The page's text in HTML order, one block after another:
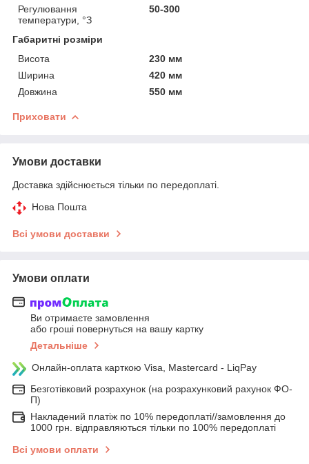
Регулювання
температури, °З
50-300
Габаритні розміри
Висота
230 мм
Ширина
420 мм
Довжина
550 мм
Приховати
Умови доставки
Доставка здійснюється тільки по передоплаті.
Нова Пошта
Всі умови доставки
Умови оплати
Ви отримаєте замовлення
або гроші повернуться на вашу картку
Детальніше
Онлайн-оплата карткою Visa, Mastercard - LiqPay
Безготівковий розрахунок (на розрахунковий рахунок ФО-
П)
Накладений платіж по 10% передоплаті//замовлення до
1000 грн. відправляються тільки по 100% передоплаті
Всі умови оплати